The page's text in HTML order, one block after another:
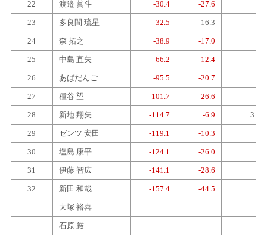
22 渡邉 眞斗 -30.4 -27.6
23 多良間 琉星 -32.5 16.3
24 森 拓之 -38.9 -17.0
25 中島 直矢 -66.2 -12.4
26 あばだんご -95.5 -20.7
27 種谷 望 -101.7 -26.6
28 新地 翔矢 -114.7 -6.9 3.0
29 ゼンツ 安田 -119.1 -10.3
30 塩島 康平 -124.1 -26.0
31 伊藤 智広 -141.1 -28.6
32 新田 和哉 -157.4 -44.5
大塚 裕喜
石原 厳